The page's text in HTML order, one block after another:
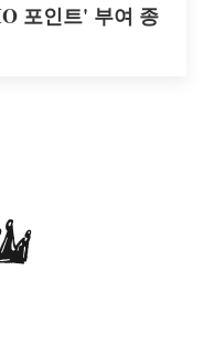
포인트' 부여 종